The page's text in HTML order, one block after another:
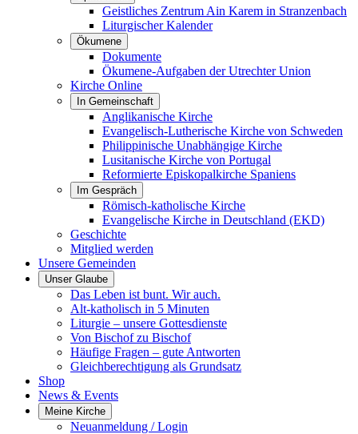
Geistliches Zentrum Ain Karem in Stranzenbach
Liturgischer Kalender
Ökumene
Dokumente
Ökumene-Aufgaben der Utrechter Union
Kirche Online
In Gemeinschaft
Anglikanische Kirche
Evangelisch-Lutherische Kirche von Schweden
Philippinische Unabhängige Kirche
Lusitanische Kirche von Portugal
Reformierte Episkopalkirche Spaniens
Im Gespräch
Römisch-katholische Kirche
Evangelische Kirche in Deutschland (EKD)
Geschichte
Mitglied werden
Unsere Gemeinden
Unser Glaube
Das Leben ist bunt. Wir auch.
Alt-katholisch in 5 Minuten
Liturgie – unsere Gottesdienste
Von Bischof zu Bischof
Häufige Fragen – gute Antworten
Gleichberechtigung als Grundsatz
Shop
News & Events
Meine Kirche
Neuanmeldung / Login